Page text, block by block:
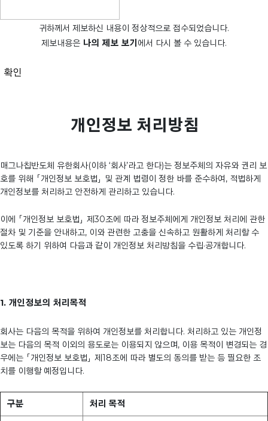
귀하께서 제보하신 내용이 정상적으로 접수되었습니다.
제보내용은 나의 제보 보기 에서 다시 볼 수 있습니다.
확인
개인정보 처리방침
매그나칩반도체 유한회사(이하 ‘회사’라고 한다)는 정보주체의 자유와 권리 보
호를 위해 「개인정보 보호법」 및 관계 법령이 정한 바를 준수하여, 적법하게
개인정보를 처리하고 안전하게 관리하고 있습니다.
이에 「개인정보 보호법」 제30조에 따라 정보주체에게 개인정보 처리에 관한
절차 및 기준을 안내하고, 이와 관련한 고충을 신속하고 원활하게 처리할 수
있도록 하기 위하여 다음과 같이 개인정보 처리방침을 수립·공개합니다.
1. 개인정보의 처리목적
회사는 다음의 목적을 위하여 개인정보를 처리합니다. 처리하고 있는 개인정
보는 다음의 목적 이외의 용도로는 이용되지 않으며, 이용 목적이 변경되는 경
우에는 「개인정보 보호법」 제18조에 따라 별도의 동의를 받는 등 필요한 조
치를 이행할 예정입니다.
구분 처리 목적